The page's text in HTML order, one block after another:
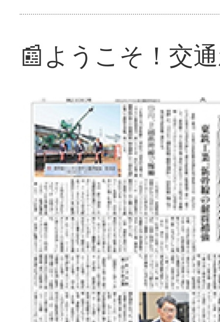
📰ようこそ！交